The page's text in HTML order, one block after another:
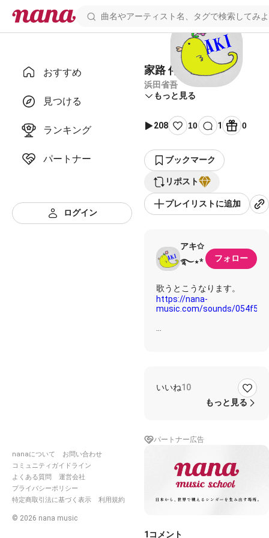
おすすめ
見つける
ランキング
パートナー
ログイン
nanaについて
お問い合わせ
コミュニティガイドライン
よくある質問
運営会社
プライバシーポリシー
特定商取引法に基づく表示
利用規約
© 2026 nana music
家路 伴奏
浜田省吾
もっと見る
208 10 1 0
ブックマーク
リポスト
プレイリストに追加
アキ✩
࿐⋆*
フォロー
https://nana-
music.com/sounds/
青く沈んだ夕闇に浮かぶ街
を見おろし
魂を解き放って
いてみせる
石のような孤独を道連れに
空とこの道出会う場所へ
いいね10
もっと見る
パートナー広告
1 コメント